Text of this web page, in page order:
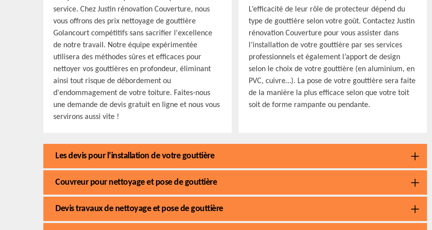
service. Chez Justin rénovation Couverture, nous
vous offrons des prix nettoyage de gouttière
Golancourt compétitifs sans sacrifier l'excellence
de notre travail. Notre équipe expérimentée
utilisera des méthodes sûres et efficaces pour
nettoyer vos gouttières en profondeur, éliminant
ainsi tout risque de débordement ou
d'endommagement de votre toiture. Faites-nous
une demande de devis gratuit en ligne et nous vous
servirons aussi vite !
L’efficacité de leur rôle de protecteur dépend du
type de gouttière selon votre goût. Contactez Justin
rénovation Couverture pour vous assister dans
l’installation de votre gouttière par ses services
professionnels et également l’apport de design
selon le choix de votre gouttière (en aluminium, en
PVC, cuivre…). La pose de votre gouttière sera faite
de la manière la plus efficace selon que votre toit
soit de forme rampante ou pendante.
Les devis pour l’installation de votre gouttière
Couvreur pour nettoyage et pose de gouttière
Devis travaux de nettoyage et pose de gouttière